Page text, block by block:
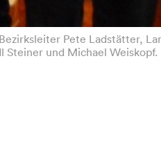
Pete Ladstätter,
und Michael